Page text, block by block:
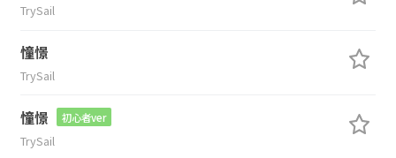
TrySail
憧憬
TrySail
憧憬 初心者ver
TrySail